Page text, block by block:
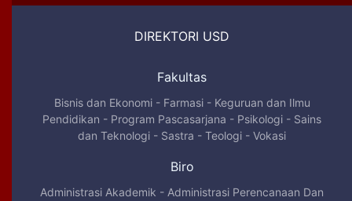
DIREKTORI USD
Fakultas
Bisnis dan Ekonomi- Farmasi- Keguruan dan Ilmu
Pendidikan - Program Pascasarjana - Psikologi - Sains
dan Teknologi - Sastra - Teologi - Vokasi
Biro
Administrasi Akademik - Administrasi Perencanaan Dan